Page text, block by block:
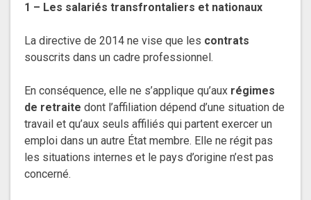
1 – Les salariés transfrontaliers et nationaux
La directive de 2014 ne vise que les contrats
souscrits dans un cadre professionnel.
En conséquence, elle ne s’applique qu’aux régimes
de retraite dont l’affiliation dépend d’une situation de
travail et qu’aux seuls affiliés qui partent exercer un
emploi dans un autre État membre. Elle ne régit pas
les situations internes et le pays d’origine n’est pas
concerné.